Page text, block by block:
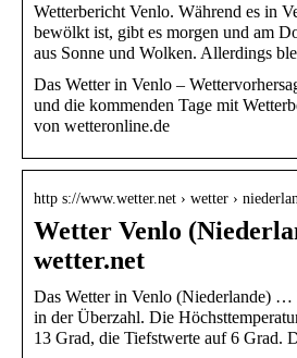
Wetterbericht Venlo. Während es in
bewölkt ist, gibt es morgen und am
aus Sonne und Wolken. Allerdings
Das Wetter in Venlo –
und die kommenden Tage mit
von wetteronline.de
http s://www.wetter.net › wetter ›
Wetter Venlo
wetter.net
Das Wetter in Venlo (Niederlande) …
in der Überzahl. Die
13 Grad, die Tiefstwerte auf 6 Grad.